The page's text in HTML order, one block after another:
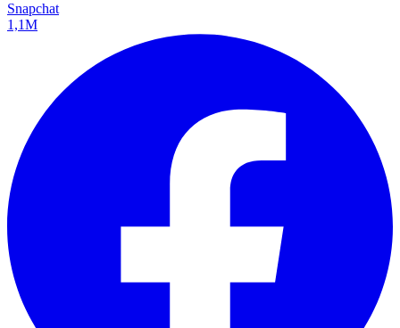
Snapchat
1,1M